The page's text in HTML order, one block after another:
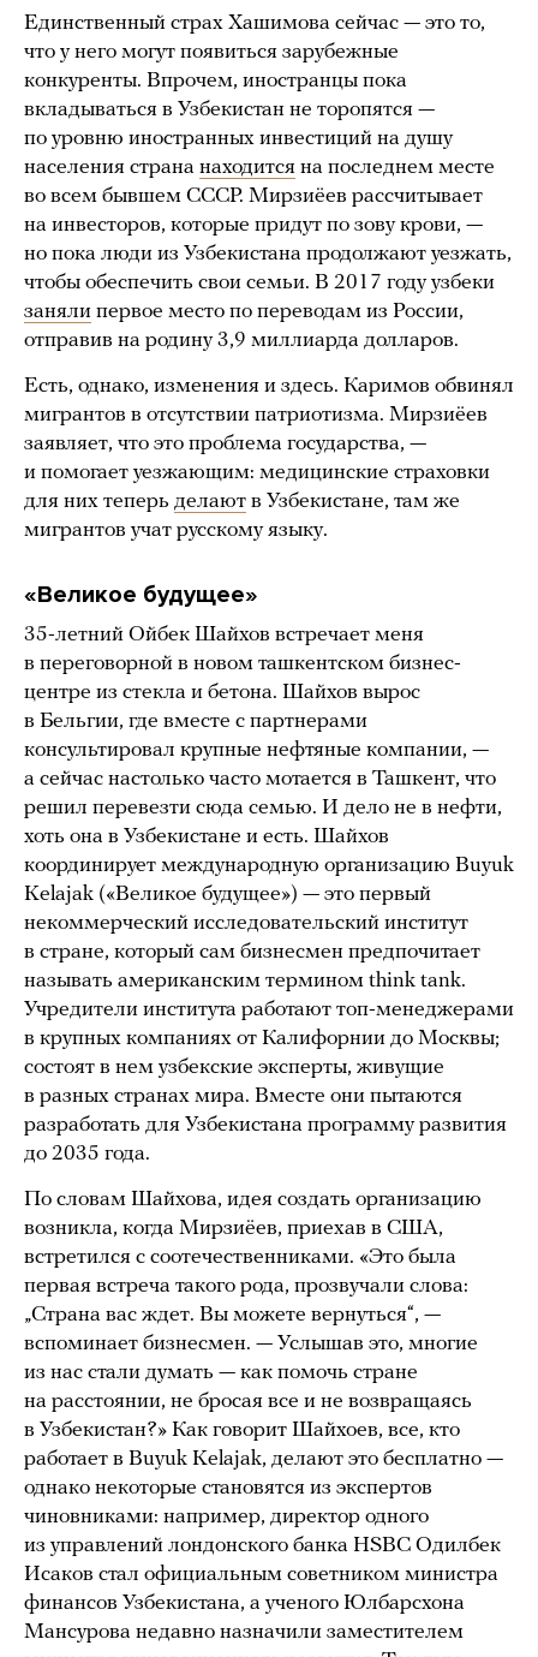
Единственный страх Хашимова сейчас — это то,
что у него могут появиться зарубежные
конкуренты. Впрочем, иностранцы пока
вкладываться в Узбекистан не торопятся —
по уровню иностранных инвестиций на душу
населения страна находится на последнем месте
во всем бывшем СССР. Мирзиёев рассчитывает
на инвесторов, которые придут по зову крови, —
но пока люди из Узбекистана продолжают уезжать,
чтобы обеспечить свои семьи. В 2017 году узбеки
заняли первое место по переводам из России,
отправив на родину 3,9 миллиарда долларов.
Есть, однако, изменения и здесь. Каримов обвинял
мигрантов в отсутствии патриотизма. Мирзиёев
заявляет, что это проблема государства, —
и помогает уезжающим: медицинские страховки
для них теперь делают в Узбекистане, там же
мигрантов учат русскому языку.
«Великое будущее»
35-летний Ойбек Шайхов встречает меня
в переговорной в новом ташкентском бизнес-
центре из стекла и бетона. Шайхов вырос
в Бельгии, где вместе с партнерами
консультировал крупные нефтяные компании, —
а сейчас настолько часто мотается в Ташкент, что
решил перевезти сюда семью. И дело не в нефти,
хоть она в Узбекистане и есть. Шайхов
координирует международную организацию Buyuk
Kelajak («Великое будущее») — это первый
некоммерческий исследовательский институт
в стране, который сам бизнесмен предпочитает
называть американским термином think tank.
Учредители института работают топ-менеджерами
в крупных компаниях от Калифорнии до Москвы;
состоят в нем узбекские эксперты, живущие
в разных странах мира. Вместе они пытаются
разработать для Узбекистана программу развития
до 2035 года.
По словам Шайхова, идея создать организацию
возникла, когда Мирзиёев, приехав в США,
встретился с соотечественниками. «Это была
первая встреча такого рода, прозвучали слова:
„Страна вас ждет. Вы можете вернуться“, —
вспоминает бизнесмен. — Услышав это, многие
из нас стали думать — как помочь стране
на расстоянии, не бросая все и не возвращаясь
в Узбекистан?» Как говорит Шайхоев, все, кто
работает в Buyuk Kelajak, делают это бесплатно —
однако некоторые становятся из экспертов
чиновниками: например, директор одного
из управлений лондонского банка HSBC Одилбек
Исаков стал официальным советником министра
финансов Узбекистана, а ученого Юлбарсхона
Мансурова недавно назначили заместителем